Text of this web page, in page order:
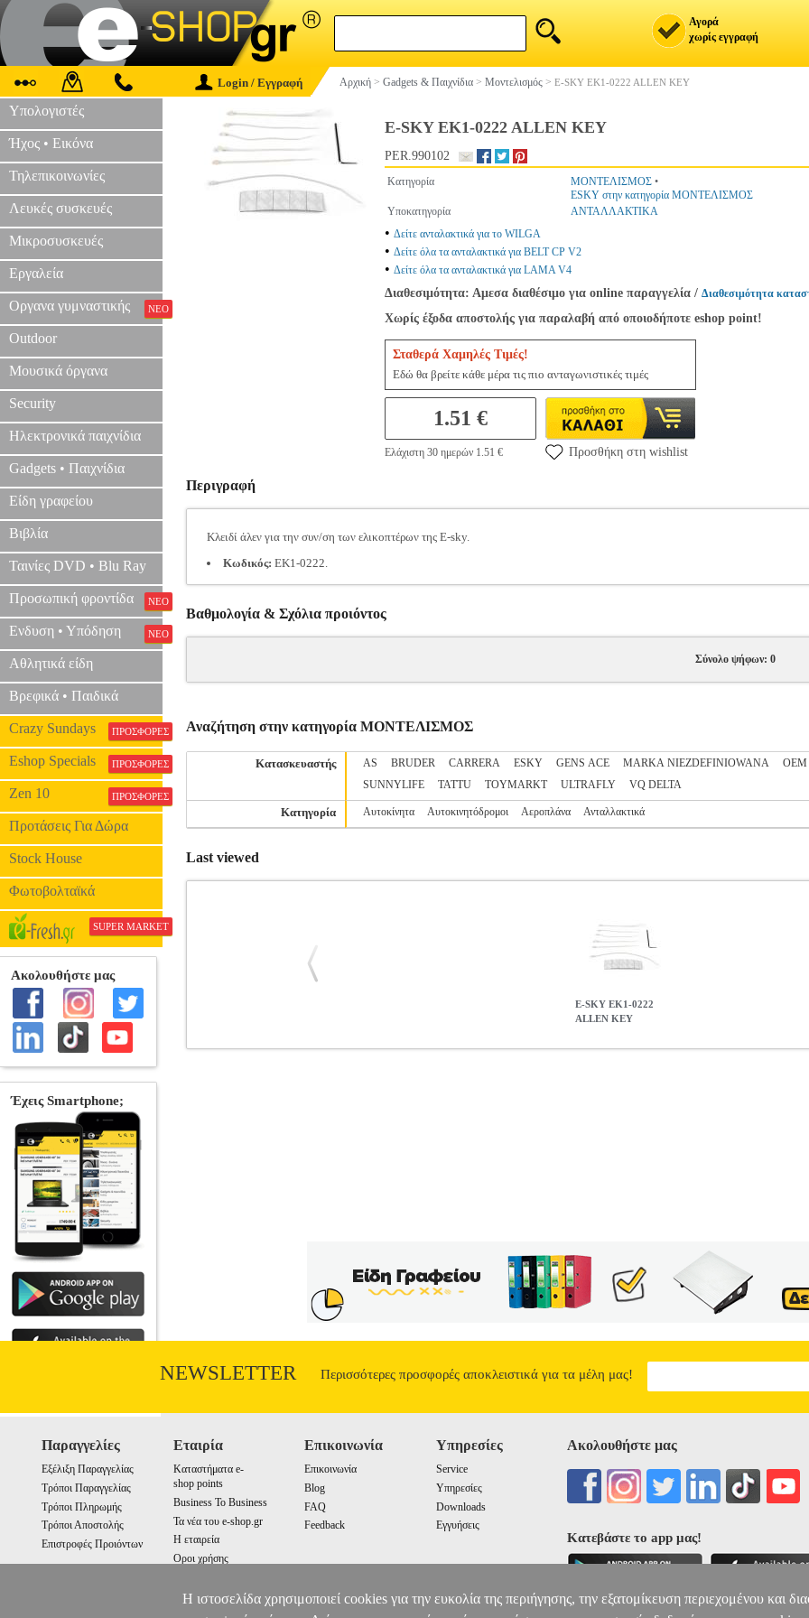
Αγορά
χωρίς εγγραφή
Login / Εγγραφή Αρχική > Gadgets & Παιχνίδια > Μοντελισμός > E-SKY EK1-0222 ALLEN KEY
Υπολογιστές
Ήχος • Εικόνα
Τηλεπικοινωνίες
Λευκές συσκευές
Μικροσυσκευές
Εργαλεία
Οργανα γυμναστικής ΝΕΟ
Outdoor
Μουσικά όργανα
Security
Ηλεκτρονικά παιχνίδια
Gadgets • Παιχνίδια
Είδη γραφείου
Βιβλία
Ταινίες DVD • Blu Ray
Προσωπική φροντίδα ΝΕΟ
Ενδυση • Υπόδηση ΝΕΟ
Αθλητικά είδη
Βρεφικά • Παιδικά
Crazy Sundays ΠΡΟΣΦΟΡΕΣ
Eshop Specials ΠΡΟΣΦΟΡΕΣ
Zen 10 ΠΡΟΣΦΟΡΕΣ
Προτάσεις Για Δώρα
Stock House
Φωτοβολταϊκά
SUPER MARKET
E-SKY EK1-0222 ALLEN KEY
PER.990102
Κατηγορία ΜΟΝΤΕΛΙΣΜΟΣ •
ESKY στην κατηγορία ΜΟΝΤΕΛΙΣΜΟΣ
Υποκατηγορία
ΑΝΤΑΛΛΑΚΤΙΚΑ
• Δείτε ανταλακτικά για το WILGA
• Δείτε όλα τα ανταλακτικά για BELT CP V2
• Δείτε όλα τα ανταλακτικά για LAMA V4
Διαθεσιμότητα: Αμεσα διαθέσιμο για online παραγγελία / Διαθεσιμότητα
Χωρίς έξοδα αποστολής για παραλαβή από οποιοδήποτε eshop point!
Σταθερά Χαμηλές Τιμές!
Εδώ θα βρείτε κάθε μέρα τις πιο ανταγωνιστικές τιμές
1.51 €
Ελάχιστη 30 ημερών 1.51 € Προσθήκη στη wishlist
Περιγραφή
Κλειδί άλεν για την συν/ση των ελικοπτέρων της E-sky.
Κωδικός: EK1-0222.
Βαθμολογία & Σχόλια προιόντος
Σύνολο ψήφων: 0
Αναζήτηση στην κατηγορία ΜΟΝΤΕΛΙΣΜΟΣ
Κατασκευαστής AS BRUDER CARRERA ESKY GENS ACE MARKA NIEZDEFINIOWANA OEM
SUNNYLIFE
TATTU TOYMARKT ULTRAFLY VQ DELTA
Κατηγορία Αυτοκίνητα Αυτοκινητόδρομοι Αεροπλάνα Ανταλλακτικά
Last viewed
E-SKY EK1-0222
ALLEN KEY
NEWSLETTER Περισσότερες προσφορές αποκλειστικά για τα μέλη μας!
Παραγγελίες
Εξέλιξη Παραγγελίας
Τρόποι Παραγγελίας
Τρόποι Πληρωμής
Τρόποι Αποστολής
Επιστροφές Προιόντων
Εταιρία
Καταστήματα e-
shop points
Business To Business
Τα νέα του e-shop.gr
Η εταιρεία
Οροι χρήσης
Επικοινωνία
Επικοινωνία
Blog
FAQ
Feedback
Υπηρεσίες
Service
Υπηρεσίες
Downloads
Εγγυήσεις
Ακολουθήστε μας
Κατεβάστε το app μας!
Η ιστοσελίδα χρησιμοποιεί cookies για την ευκολία της περιήγησης, την εξατομίκευση περιεχομένου και